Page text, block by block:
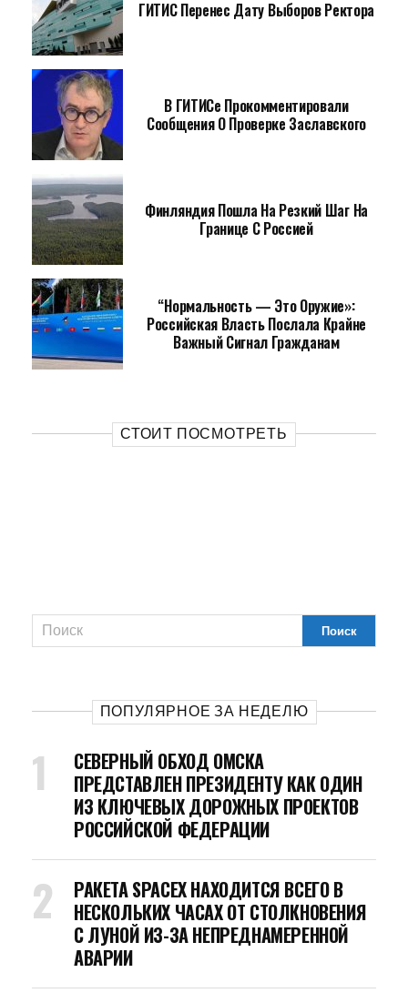
ГИТИС Перенес Дату Выборов Ректора
В ГИТИСе Прокомментировали
Сообщения О Проверке Заславского
Финляндия Пошла На Резкий Шаг На
Границе С Россией
“Нормальность — Это Оружие»:
Российская Власть Послала Крайне
Важный Сигнал Гражданам
СТОИТ ПОСМОТРЕТЬ
ПОПУЛЯРНОЕ ЗА НЕДЕЛЮ
СЕВЕРНЫЙ ОБХОД ОМСКА
ПРЕДСТАВЛЕН ПРЕЗИДЕНТУ КАК ОДИН
ИЗ КЛЮЧЕВЫХ ДОРОЖНЫХ ПРОЕКТОВ
РОССИЙСКОЙ ФЕДЕРАЦИИ
РАКЕТА SPACEX НАХОДИТСЯ ВСЕГО В
НЕСКОЛЬКИХ ЧАСАХ ОТ СТОЛКНОВЕНИЯ
С ЛУНОЙ ИЗ-ЗА НЕПРЕДНАМЕРЕННОЙ
АВАРИИ